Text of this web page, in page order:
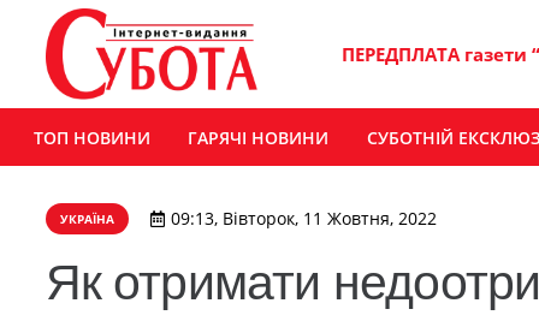
ПЕРЕДПЛАТА газети
ТОП НОВИНИ ГАРЯЧІ НОВИНИ СУБОТНІЙ
УКРАЇНА 09:13, Вівторок, 11 Жовтня, 2022
Як отримати